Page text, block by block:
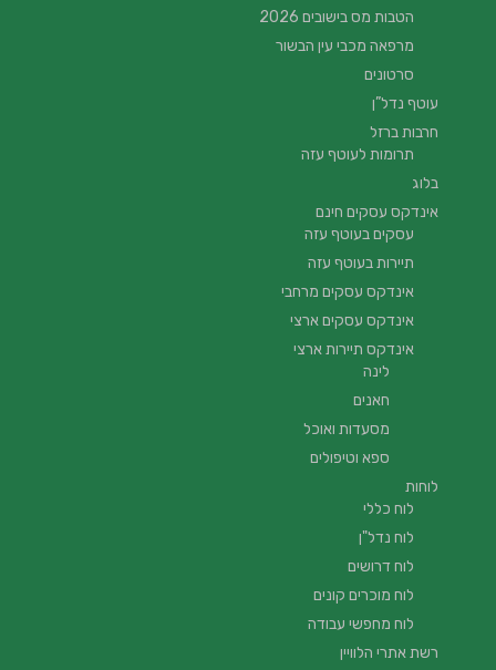
הטבות מס בישובים 2026
מרפאה מכבי עין הבשור
סרטונים
עוטף נדל”ן
חרבות ברזל
תרומות לעוטף עזה
בלוג
אינדקס עסקים חינם
עסקים בעוטף עזה
תיירות בעוטף עזה
אינדקס עסקים מרחבי
אינדקס עסקים ארצי
אינדקס תיירות ארצי
לינה
חאנים
מסעדות ואוכל
ספא וטיפולים
לוחות
לוח כללי
לוח נדל"ן
לוח דרושים
לוח מוכרים קונים
לוח מחפשי עבודה
רשת אתרי הלוויין